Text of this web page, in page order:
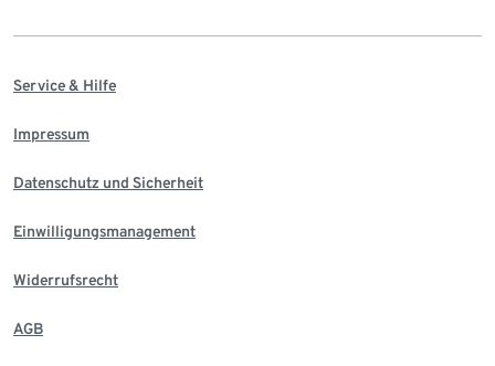
Service & Hilfe
Impressum
Datenschutz und Sicherheit
Einwilligungsmanagement
Widerrufsrecht
AGB